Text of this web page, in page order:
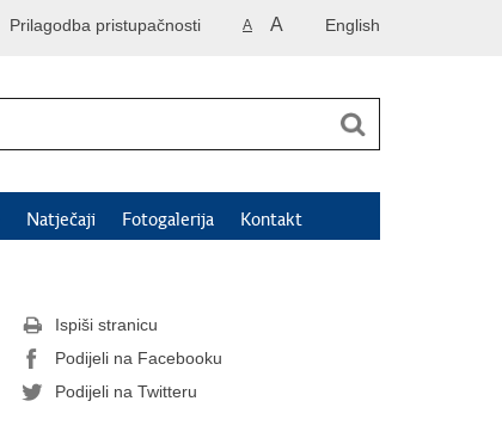
English
A A
Prilagodba pristupačnosti
Natječaji Fotogalerija Kontakt
Ispiši stranicu
Podijeli na Facebooku
Podijeli na Twitteru